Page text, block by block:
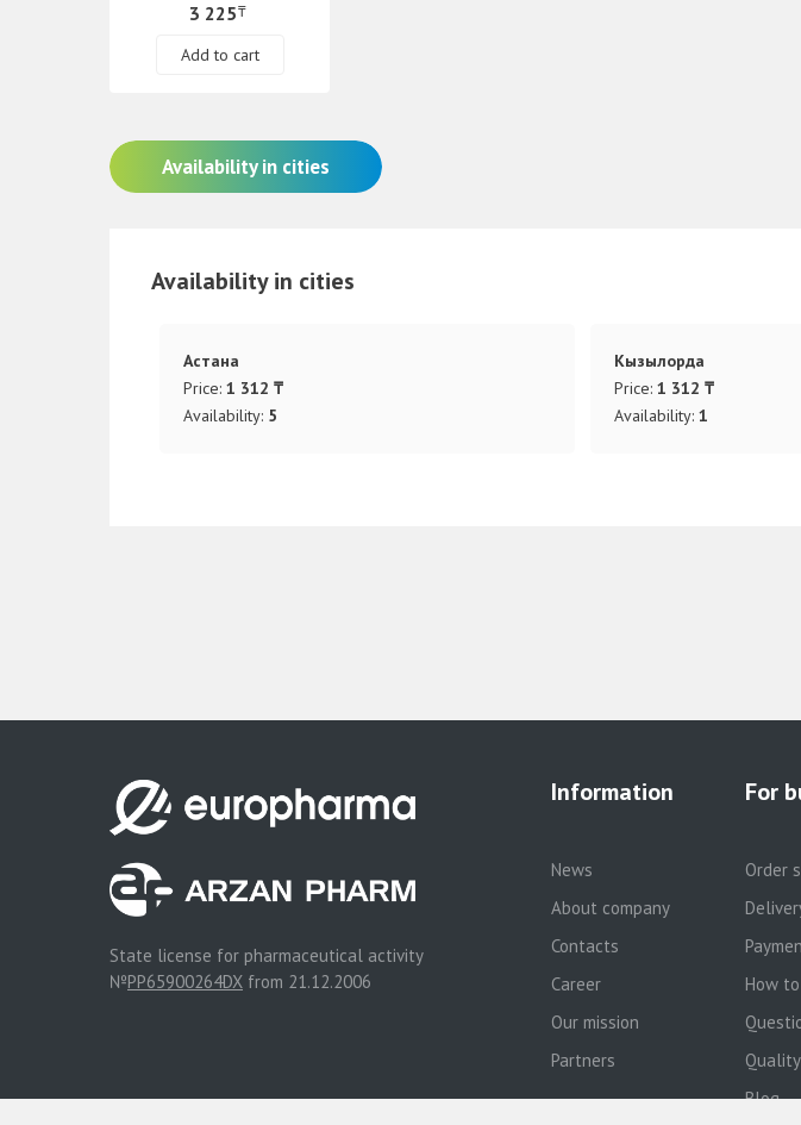
3 225₸
Add to cart
Availability in cities
Availability in cities
Астана
Price: 1 312 ₸
Availability: 5
Кызылорда
Price:1 312 ₸
Availability:1
State license for pharmaceutical activity
№PP65900264DX from 21.12.2006
Information
News
About company
Contacts
Career
Our mission
Partners
For
Order
How
Blog